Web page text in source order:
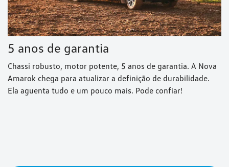
5 anos de garantia
Chassi robusto, motor potente, 5 anos de garantia. A Nova
Amarok chega para atualizar a definição de durabilidade.
Ela aguenta tudo e um pouco mais. Pode confiar!